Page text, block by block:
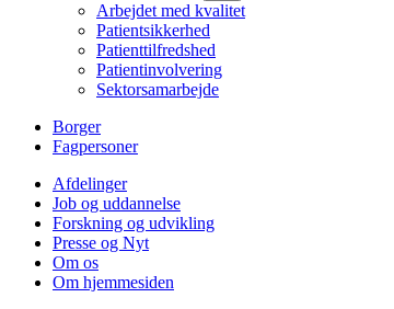
Arbejdet med kvalitet
Patientsikkerhed
Patienttilfredshed
Patientinvolvering
Sektorsamarbejde
Borger
Fagpersoner
Afdelinger
Job og uddannelse
Forskning og udvikling
Presse og Nyt
Om os
Om hjemmesiden